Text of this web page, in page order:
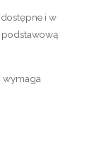
i w
wymaga